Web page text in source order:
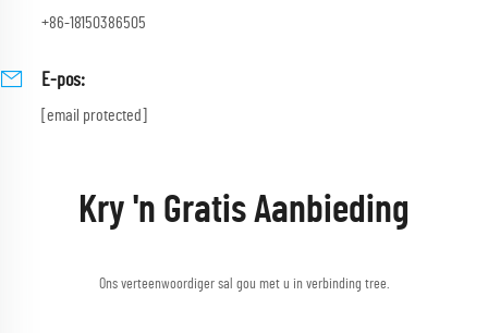
+86-18150386505
E-pos:
[email protected]
Kry 'n Gratis Aanbieding
Ons verteenwoordiger sal gou met u in verbinding tree.